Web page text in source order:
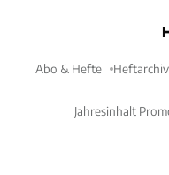
Abo & Hefte
Jahresinhalt